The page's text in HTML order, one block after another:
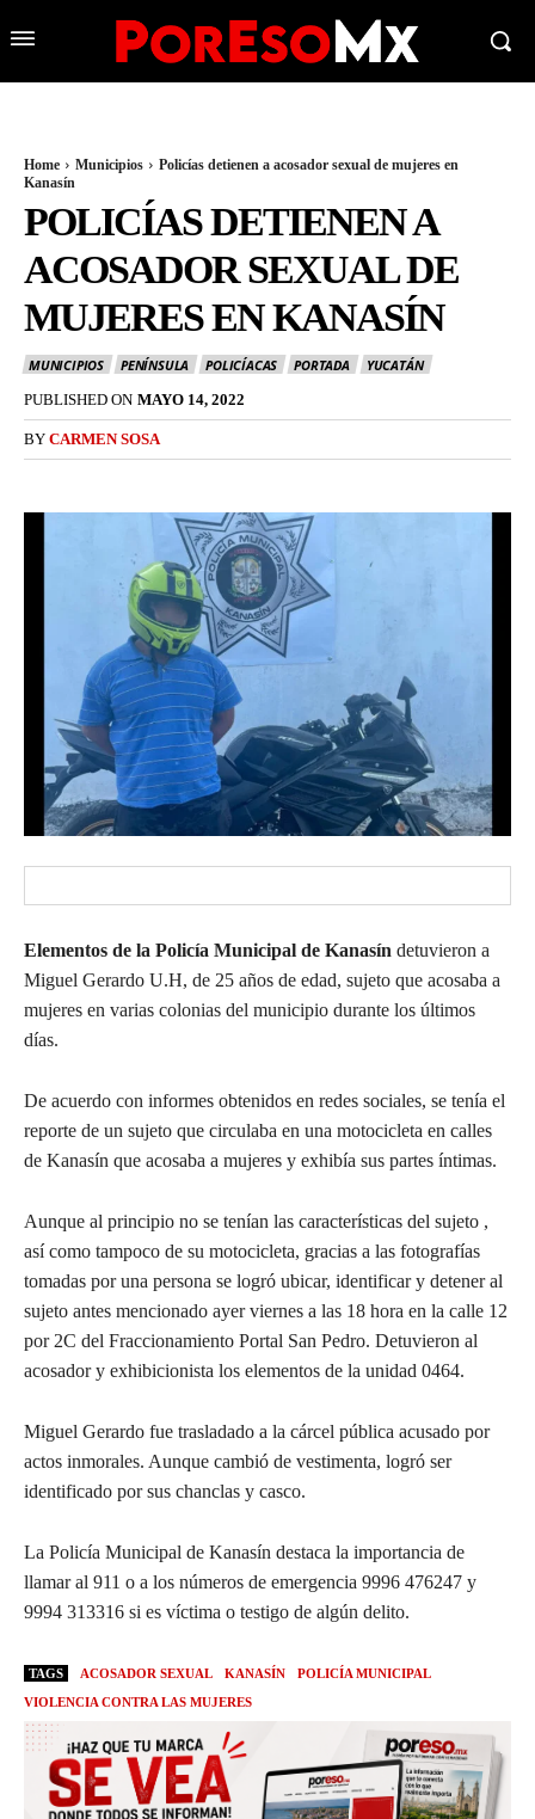
Home Municipios
Policías detienen a acosador sexual de mujeres en
Kanasín
POLICÍAS DETIENEN A
ACOSADOR SEXUAL DE
MUJERES EN KANASÍN
MUNICIPIOS PENÍNSULA POLICÍACAS PORTADA
YUCATÁN
PUBLISHED ON MAYO 14, 2022
BY CARMEN SOSA
Elementos de la Policía Municipal de Kanasín detuvieron a
Miguel Gerardo U.H, de 25 años de edad, sujeto que acosaba a
mujeres en varias colonias del municipio durante los últimos
días.
De acuerdo con informes obtenidos en redes sociales, se tenía el
reporte de un sujeto que circulaba en una motocicleta en calles
de Kanasín que acosaba a mujeres y exhibía sus partes íntimas.
Aunque al principio no se tenían las características del sujeto ,
así como tampoco de su motocicleta, gracias a las fotografías
tomadas por una persona se logró ubicar, identificar y detener al
sujeto antes mencionado ayer viernes a las 18 hora en la calle 12
por 2C del Fraccionamiento Portal San Pedro. Detuvieron al
acosador y exhibicionista los elementos de la unidad 0464.
Miguel Gerardo fue trasladado a la cárcel pública acusado por
actos inmorales. Aunque cambió de vestimenta, logró ser
identificado por sus chanclas y casco.
La Policía Municipal de Kanasín destaca la importancia de
llamar al 911 o a los números de emergencia 9996 476247 y
9994 313316 si es víctima o testigo de algún delito.
TAGS ACOSADOR SEXUAL KANASÍN
POLICÍA MUNICIPAL
VIOLENCIA CONTRA LAS MUJERES